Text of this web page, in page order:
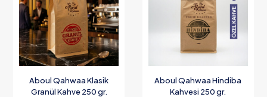
Aboul Qahwaa Klasik
Granül Kahve 250 gr.
Aboul Qahwaa Hindiba
Kahvesi 250 gr.